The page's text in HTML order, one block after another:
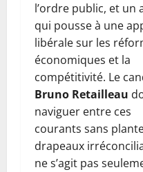
l’ordre public, et un
qui pousse à une
libérale sur les
économiques et la
compétitivité. Le
Bruno Retailleau
naviguer entre ces
courants sans
drapeaux
ne s’agit pas